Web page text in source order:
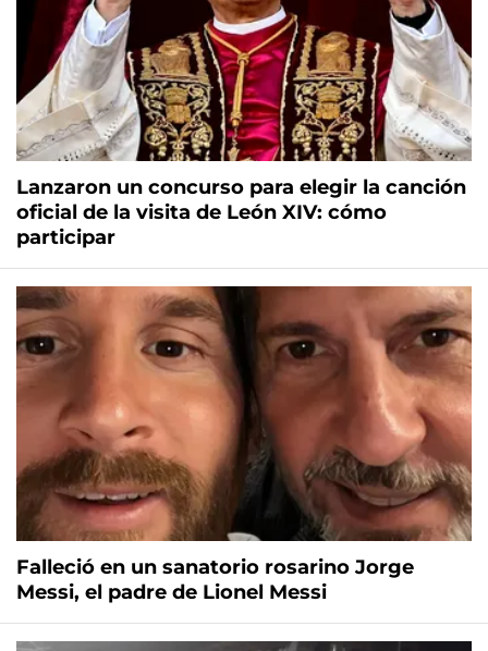
Lanzaron un concurso para elegir la canción
oficial de la visita de León XIV: cómo
participar
Falleció en un sanatorio rosarino Jorge
Messi, el padre de Lionel Messi